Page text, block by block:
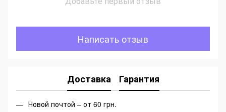
Написать отзыв
Доставка Гарантия
Новой почтой – от 60 грн.